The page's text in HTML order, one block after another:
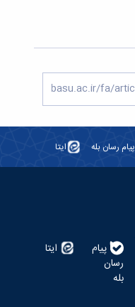
پیام رسان بله ایتا
پیام
رسان
بله
ایتا